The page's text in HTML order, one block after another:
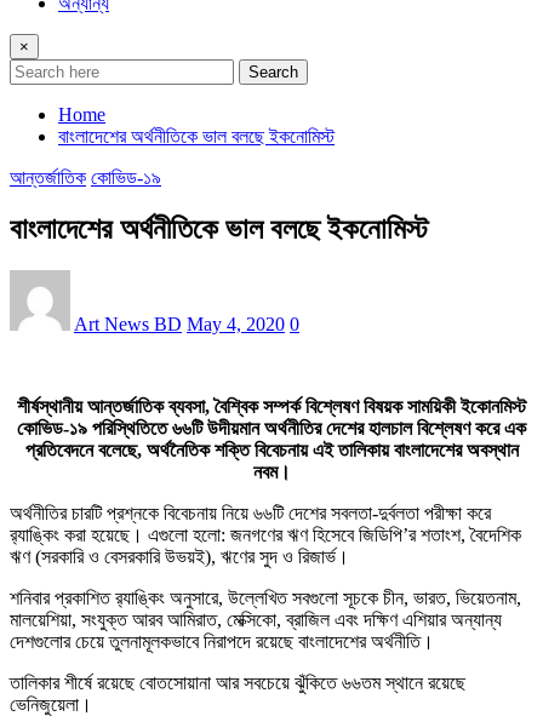
×
Search
Home
বাংলাদেশের অর্থনীতিকে ভাল বলছে ইকনোমিস্ট
আন্তর্জাতিক কোভিড-১৯
বাংলাদেশের অর্থনীতিকে ভাল বলছে ইকনোমিস্ট
Art News BD May 4, 2020 0
শীর্ষস্থানীয় আন্তর্জাতিক ব্যবসা, বৈশ্বিক সম্পর্ক বিশ্লেষণ বিষয়ক সাময়িকী ইকোনমিস্ট
কোভিড-১৯ পরিস্থিতিতে ৬৬টি উদীয়মান অর্থনীতির দেশের হালচাল বিশ্লেষণ করে এক
প্রতিবেদনে বলেছে, অর্থনৈতিক শক্তি বিবেচনায় এই তালিকায় বাংলাদেশের অবস্থান
নবম।
অর্থনীতির চারটি প্রশ্নকে বিবেচনায় নিয়ে ৬৬টি দেশের সবলতা-দুর্বলতা পরীক্ষা করে
র‌্যাঙ্কিং করা হয়েছে। এগুলো হলো: জনগণের ঋণ হিসেবে জিডিপি’র শতাংশ, বৈদেশিক
ঋণ (সরকারি ও বেসরকারি উভয়ই), ঋণের সুদ ও রিজার্ভ।
শনিবার প্রকাশিত র‌্যাঙ্কিং অনুসারে, উল্লেখিত সবগুলো সূচকে চীন, ভারত, ভিয়েতনাম,
মালয়েশিয়া, সংযুক্ত আরব আমিরাত, মেক্সিকো, ব্রাজিল এবং দক্ষিণ এশিয়ার অন্যান্য
দেশগুলোর চেয়ে তুলনামূলকভাবে নিরাপদে রয়েছে বাংলাদেশের অর্থনীতি।
তালিকার শীর্ষে রয়েছে বোতসোয়ানা আর সবচেয়ে ঝুঁকিতে ৬৬তম স্থানে রয়েছে
ভেনিজুয়েলা।